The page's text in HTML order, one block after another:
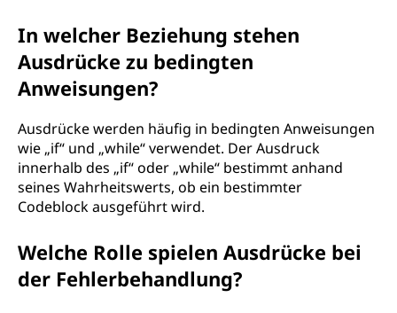
In welcher Beziehung stehen
Ausdrücke zu bedingten
Anweisungen?
Ausdrücke werden häufig in bedingten Anweisungen
wie „if“ und „while“ verwendet. Der Ausdruck
innerhalb des „if“ oder „while“ bestimmt anhand
seines Wahrheitswerts, ob ein bestimmter
Codeblock ausgeführt wird.
Welche Rolle spielen Ausdrücke bei
der Fehlerbehandlung?